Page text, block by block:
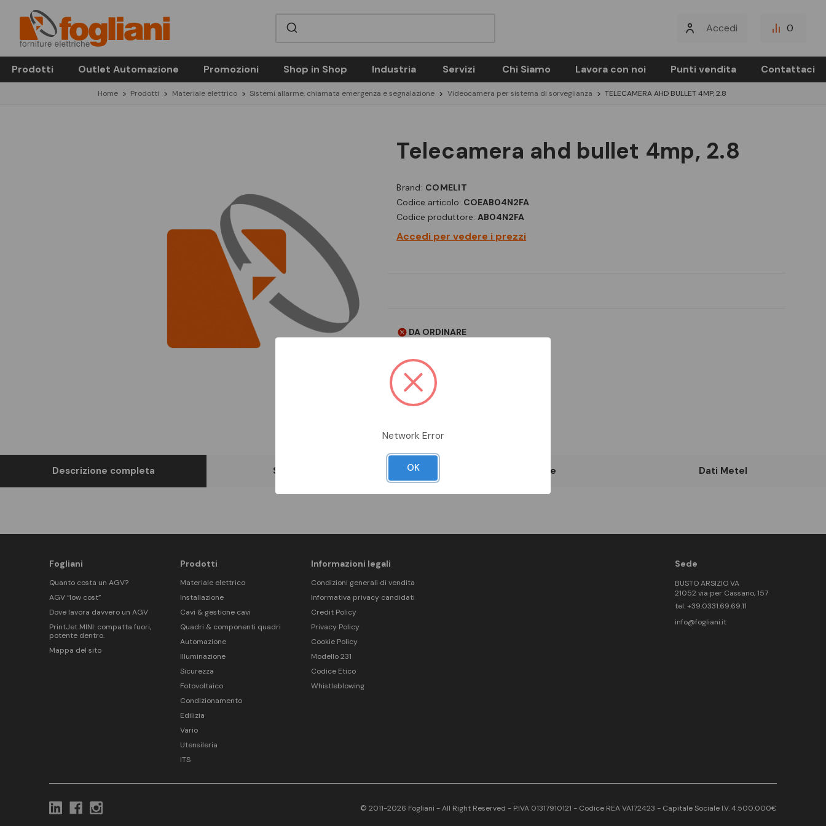
Accedi 0
Prodotti Outlet Automazione Promozioni Shop in Shop Industria Servizi Chi Siamo Lavora con noi Punti vendita Contattaci
Home Prodotti Materiale elettrico Sistemi allarme, chiamata emergenza e segnalazione Videocamera per sistema di sorveglianza TELECAMERA AHD BULLET 4MP, 2.8
telecamera ahd bullet 4mp, 2.8
Brand: COMELIT
Codice articolo: COEAB04N2FA
Codice produttore:AB04N2FA
Accedi per vedere i prezzi
DA ORDINARE
Aggiungi alla comparazione
Descrizione completa Scheda Tecnica Documentazione Dati Metel
Fogliani
Quanto costa un AGV?
AGV “low cost”
Dove lavora davvero un AGV
PrintJet MINI: compatta fuori,
potente dentro.
Mappa del sito
Prodotti
Materiale elettrico
Installazione
Cavi & gestione cavi
Quadri & componenti quadri
Automazione
Illuminazione
Sicurezza
Fotovoltaico
Condizionamento
Edilizia
Vario
Utensileria
ITS
Informazioni legali
Condizioni generali di vendita
Informativa privacy candidati
Credit Policy
Privacy Policy
Cookie Policy
Modello 231
Codice Etico
Whistleblowing
Sede
BUSTO ARSIZIO VA
21052 via per Cassano, 157
tel. +39.0331.69.69.11
info@fogliani.it
© 2011-2026 Fogliani - All Right Reserved - P.IVA 01317910121 - Codice REA VA172423 - Capitale Sociale I.V. 4.500.000€
Network Error
OK